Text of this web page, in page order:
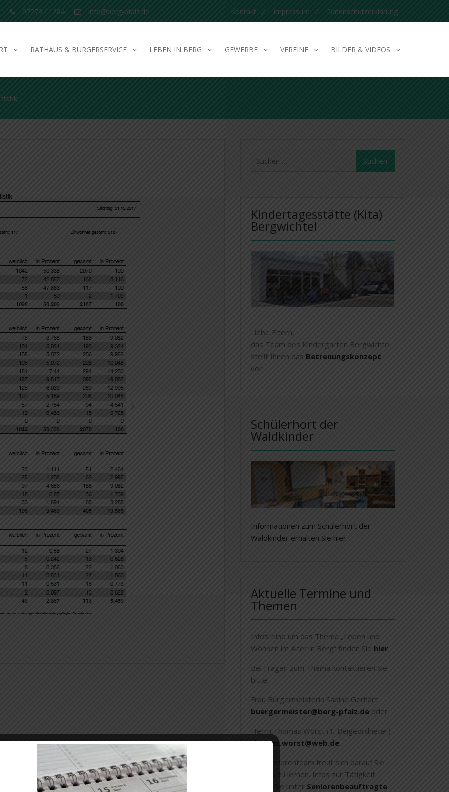
07273 / 1284 info@berg-pfalz.de Kontakt Impressum Datenschutzerklärung
RATHAUS & BÜRGERSERVICE LEBEN IN BERG GEWERBE VEREINE BILDER & VIDEOS
Kindertagesstätte (Kita)
Bergwichtel
Liebe Eltern,
das Team des Kindergarten Bergwichtel
stellt Ihnen das Betreuungskonzept
vor.
Schülerhort der
Waldkinder
Informationen zum Schülerhort der
Waldkinder erhalten Sie hier.
Aktuelle Termine und
Themen
Infos rund um das Thema „Leben und
Wohnen im Alter in Berg“ finden Sie hier.
Bei Fragen zum Thema kontaktieren Sie
bitte:
Frau Bürgermeisterin Sabine Gerhart
buergermeister@berg-pfalz.de oder
Herrn Thomas Worst (1. Beigeordneter)
thomas.worst@web.de
Das Seniorenteam freut sich darauf Sie
kennen zu lernen. Infos zur Tätigkeit
finden Sie unter Seniorenbeauftragte.